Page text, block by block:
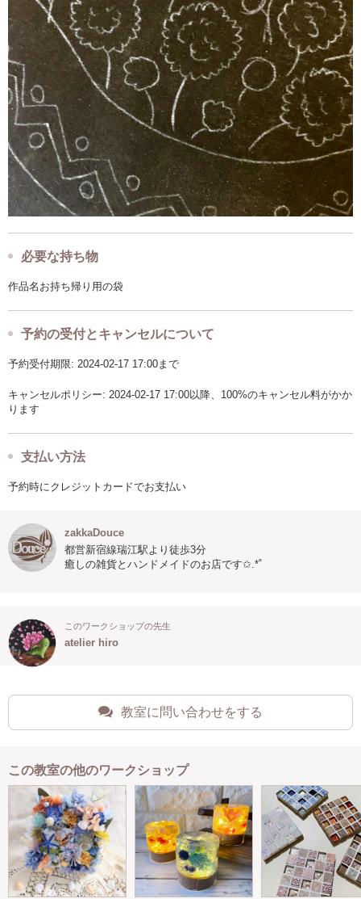
必要な持ち物
作品名お持ち帰り用の袋
予約の受付とキャンセルについて
予約受付期限: 2024-02-17 17:00まで
キャンセルポリシー: 2024-02-17 17:00以降、100%のキャンセル料がかか
ります
支払い方法
予約時にクレジットカードでお支払い
zakkaDouce
都営新宿線瑞江駅より徒歩3分
癒しの雑貨とハンドメイドのお店です✩.*˚
このワークショップの先生
atelier hiro
教室に問い合わせをする
この教室の他のワークショップ